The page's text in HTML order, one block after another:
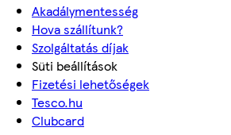
Akadálymentesség
Hova szállítunk?
Szolgáltatás díjak
Süti beállítások
Fizetési lehetőségek
Tesco.hu
Clubcard